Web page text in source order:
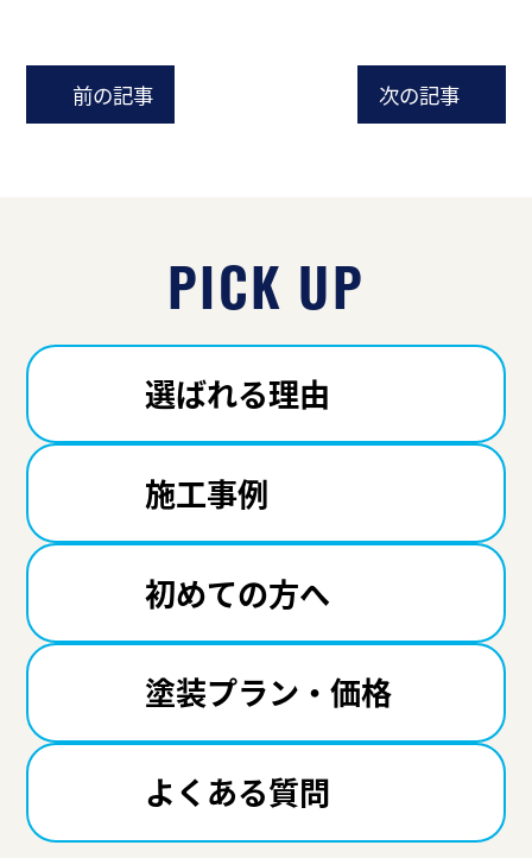
前の記事 次の記事
PICK UP
選ばれる理由
施工事例
初めての方へ
塗装プラン・価格
よくある質問